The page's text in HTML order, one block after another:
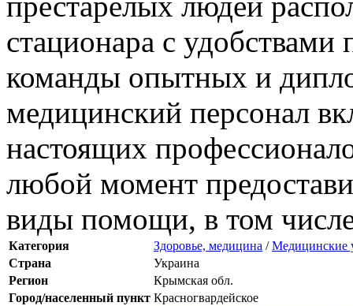
стационара с
команды опытных и
медицинский персонал
настоящих
любой момент
виды помощи, в том
Категория Здоровье, медицина /Медицинские
Страна
Украина
Регион
Крымская обл.
Город/населенный пункт Красногвардейское